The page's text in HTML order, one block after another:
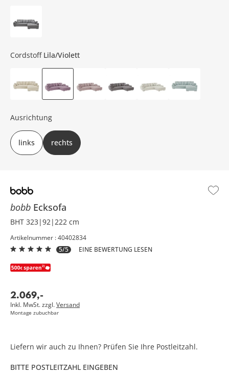
bobb Ecksofa
BHT 323|92|222 cm
Artikelnummer : 40402834
5/5
EINE BEWERTUNG LESEN
2.069,-
Inkl. MwSt. zzgl.Versand
Montage zubuchbar
Cordstoff Lila/Violett
Ausrichtung
links rechts
Liefern wir auch zu Ihnen? Prüfen Sie Ihre Postleitzahl.
BITTE POSTLEITZAHL EINGEBEN